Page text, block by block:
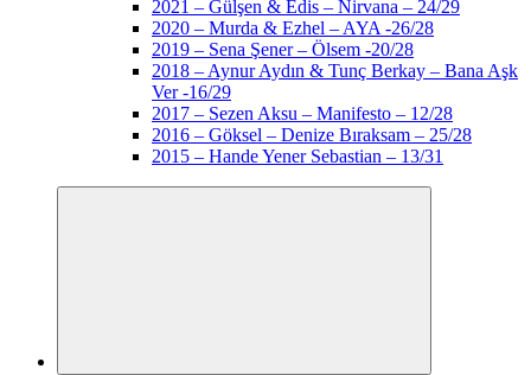
2021 – Gülşen & Edis – Nirvana – 24/29
2020 – Murda & Ezhel – AYA -26/28
2019 – Sena Şener – Ölsem -20/28
2018 – Aynur Aydın & Tunç Berkay – Bana Aşk
Ver -16/29
2017 – Sezen Aksu – Manifesto – 12/28
2016 – Göksel – Denize Bıraksam – 25/28
2015 – Hande Yener Sebastian – 13/31